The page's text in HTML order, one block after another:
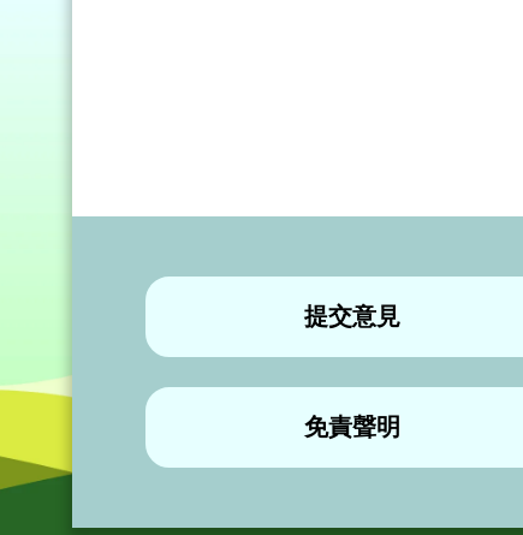
提交意見
免責聲明